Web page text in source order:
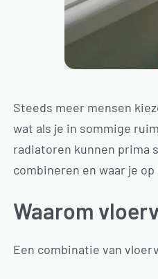
Steeds meer mensen
wat als je in sommige
radiatoren kunnen prima
combineren en waar je
Waarom
Een combinatie van